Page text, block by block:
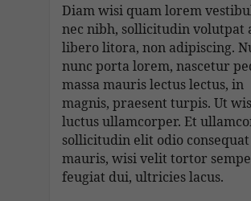
Diam wisi quam lorem
nec nibh, sollicitudin volutpat
libero litora, non adipiscing.
nunc porta lorem, nascetur
massa mauris lectus lectus, in
magnis, praesent turpis. Ut
luctus ullamcorper. Et
sollicitudin elit odio consequat
mauris, wisi velit tortor
feugiat dui, ultricies lacus.